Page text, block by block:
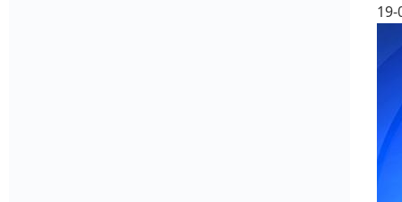
19-